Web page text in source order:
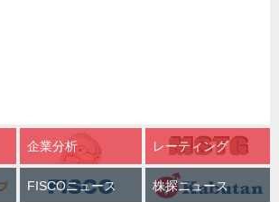
企業分析 レーティング
FISCOニュース 株探ニュース